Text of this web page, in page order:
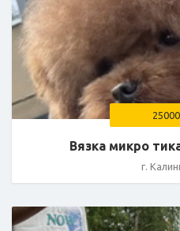
Вязкa микpo
г.